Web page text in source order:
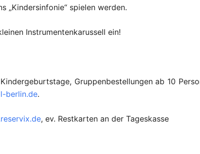
„Kindersinfonie“ spielen werden.
Instrumentenkarussell ein!
Gruppenbestellungen ab 10
berlin.de.
, ev. Restkarten an der Tageskasse